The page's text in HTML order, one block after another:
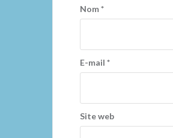
Nom*
E-mail *
Site web